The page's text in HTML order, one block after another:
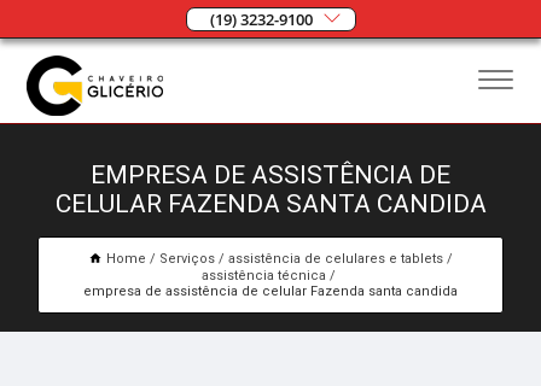
(19) 3232-9100
EMPRESA DE ASSISTÊNCIA DE
CELULAR FAZENDA SANTA CANDIDA
Home Serviços
assistência de celulares e tablets
assistência técnica
empresa de assistência de celular Fazenda santa candida